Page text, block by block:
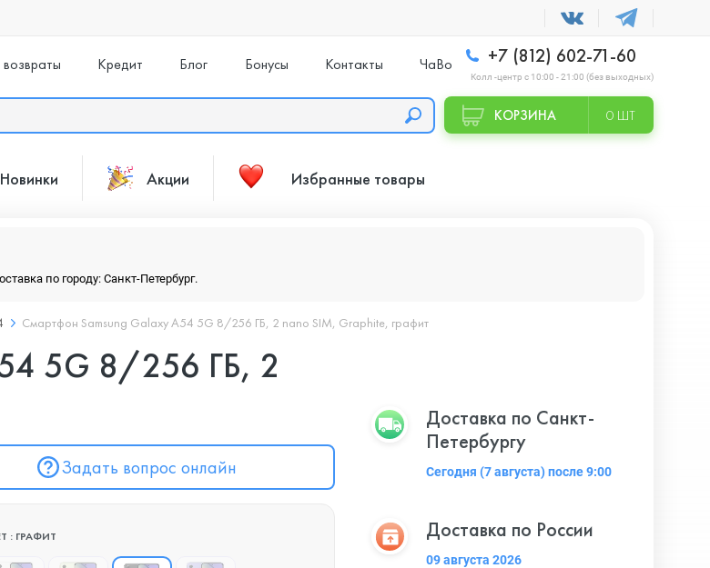
Кредит Блог Бонусы Контакты ЧаВо +7 (812) 602-71-60
Колл -центр с 10:00 - 21:00 (без выходных)
КОРЗИНА 0 ШТ
Новинки Акции Избранные товары
по городу: Санкт-Петербург.
Смартфон Samsung Galaxy A54 5G 8/256 ГБ, 2 nano SIM, Graphite, графит
5G 8/256 ГБ, 2
Задать вопрос онлайн
: ГРАФИТ
Доставка по Санкт-
Петербургу
Сегодня (7 августа) после 9:00
Доставка по России
09 августа 2026